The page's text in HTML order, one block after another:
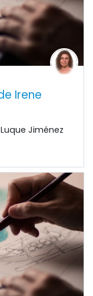
Irene
Jiménez